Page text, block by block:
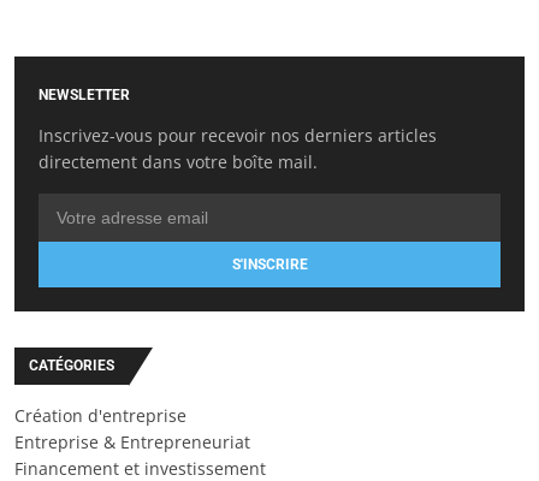
NEWSLETTER
Inscrivez-vous pour recevoir nos derniers articles
directement dans votre boîte mail.
S'INSCRIRE
CATÉGORIES
Création d'entreprise
Entreprise & Entrepreneuriat
Financement et investissement